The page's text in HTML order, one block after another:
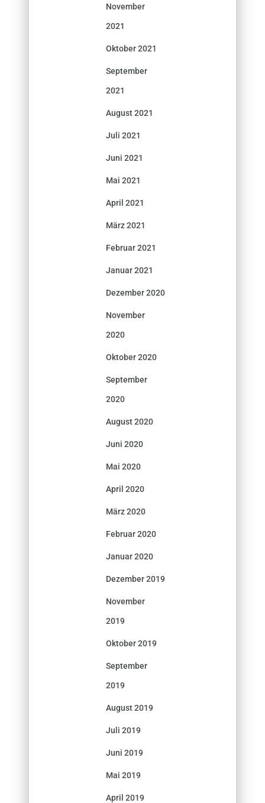
November
2021
Oktober 2021
September
2021
August 2021
Juli 2021
Juni 2021
Mai 2021
April 2021
März 2021
Februar 2021
Januar 2021
Dezember 2020
November
2020
Oktober 2020
September
2020
August 2020
Juni 2020
Mai 2020
April 2020
März 2020
Februar 2020
Januar 2020
Dezember 2019
November
2019
Oktober 2019
September
2019
August 2019
Juli 2019
Juni 2019
Mai 2019
April 2019